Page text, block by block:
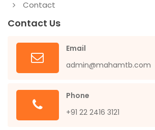
Contact
Contact Us
Email
admin@mahamtb.com
Phone
+91 22 2416 3121